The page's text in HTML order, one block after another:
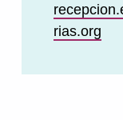
rias.org